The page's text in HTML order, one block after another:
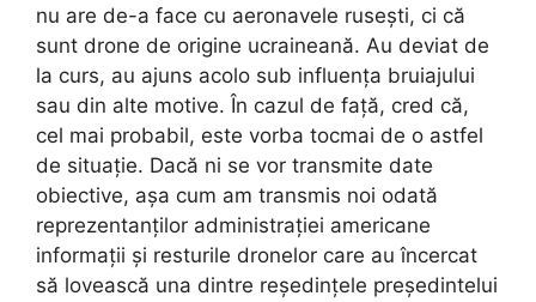
nu are de-a face cu aeronavele rusești, ci că
sunt drone de origine ucraineană. Au deviat de
la curs, au ajuns acolo sub influența bruiajului
sau din alte motive. În cazul de față, cred că,
cel mai probabil, este vorba tocmai de o astfel
de situație. Dacă ni se vor transmite date
obiective, așa cum am transmis noi odată
reprezentanților administrației americane
informații și resturile dronelor care au încercat
să lovească una dintre reședințele președintelui